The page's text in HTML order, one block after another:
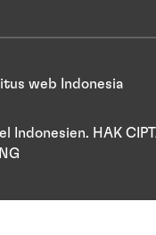
Indonesien. HAK
web Indonesia